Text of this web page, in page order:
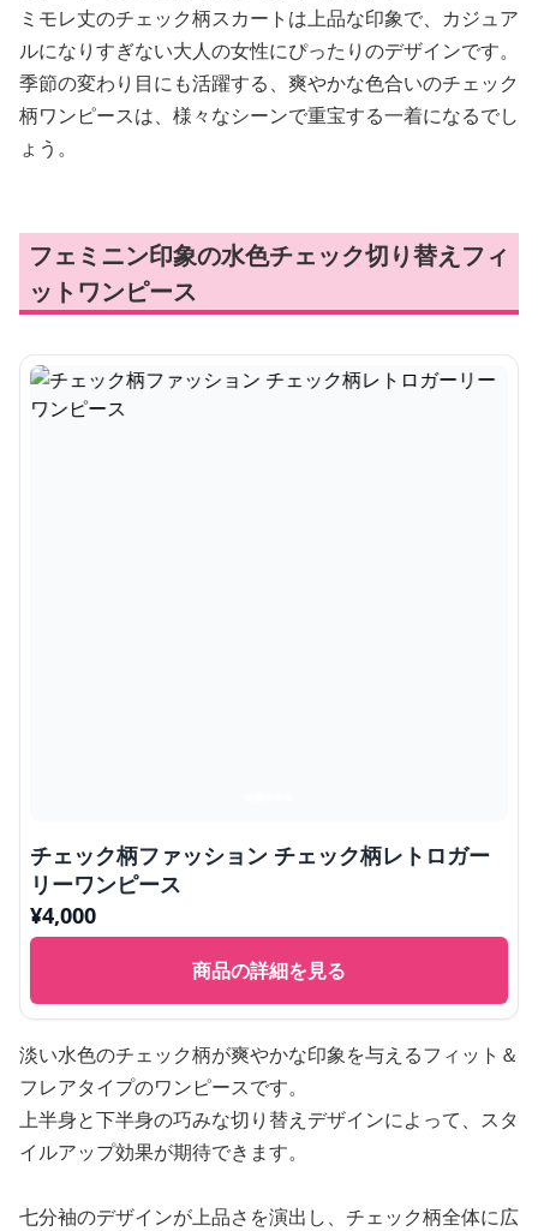
ミモレ丈のチェック柄スカートは上品な印象で、カジュア
ルになりすぎない大人の女性にぴったりのデザインです。
季節の変わり目にも活躍する、爽やかな色合いのチェック
柄ワンピースは、様々なシーンで重宝する一着になるでし
ょう。
フェミニン印象の水色チェック切り替えフィ
ットワンピース
チェック柄ファッション チェック柄レトロガー
リーワンピース
¥4,000
商品の詳細を見る
淡い水色のチェック柄が爽やかな印象を与えるフィット＆
フレアタイプのワンピースです。
上半身と下半身の巧みな切り替えデザインによって、スタ
イルアップ効果が期待できます。
七分袖のデザインが上品さを演出し、チェック柄全体に広